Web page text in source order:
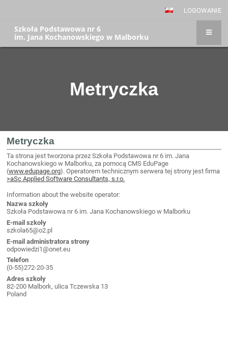
LOGOWANIE
Szkoła Podstawowa nr 6
im. Jana Kochanowskiego w Malborku
Metryczka
Metryczka
Metryczka
Ta strona jest tworzona przez Szkoła Podstawowa nr 6 im. Jana
Kochanowskiego w Malborku, za pomocą CMS EduPage
(www.edupage.org). Operatorem technicznym serwera tej strony jest firma
>aSc Applied Software Consultants, s.r.o.
Information about the website operator:
Nazwa szkoły
Szkoła Podstawowa nr 6 im. Jana Kochanowskiego w Malborku
E-mail szkoły
szkola65@o2.pl
E-mail administratora strony
odpowiedzi1@onet.eu
Telefon
(0-55)272-20-35
Adres szkoły
82-200 Malbork, ulica Tczewska 13
Poland